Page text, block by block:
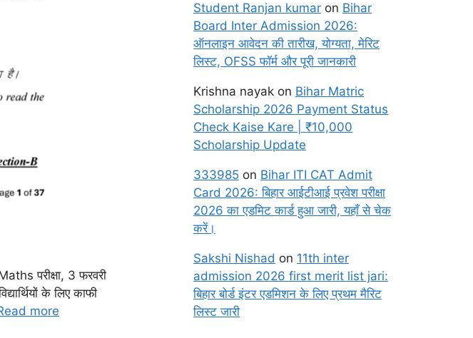
परीक्षा, 3 फरवरी
के लिए काफी
more
Student Ranjan kumar on Bihar
Board Inter Admission 2026:
ऑनलाइन आवेदन की तारीख, योग्यता, मेरिट
लिस्ट, OFSS फॉर्म और पूरी जानकारी
Krishna nayak on Bihar Matric
Scholarship 2026 Payment Status
Check Kaise Kare | ₹10,000
Scholarship Update
333985 on Bihar ITI CAT Admit
Card 2026: बिहार आईटीआई प्रवेश परीक्षा
2026 का एडमिट कार्ड हुआ जारी, यहाँ से चेक
करें।
Sakshi Nishad on 11th inter
admission 2026 first merit list jari:
बिहार बोर्ड इंटर एडमिशन के लिए प्रथम मैरिट
लिस्ट जारी